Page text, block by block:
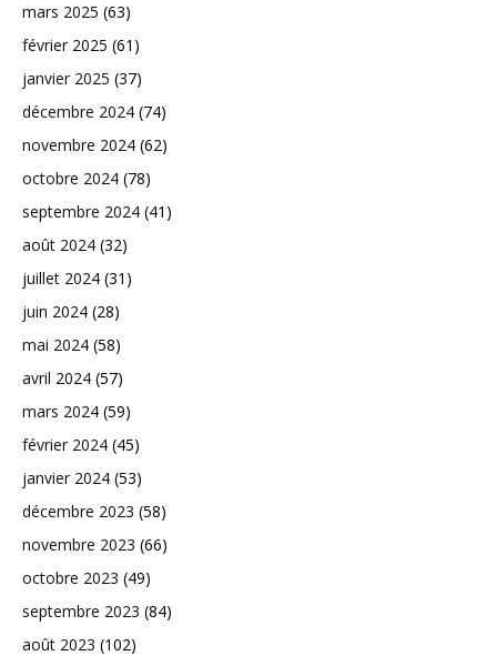
mars 2025 (63)
février 2025 (61)
janvier 2025 (37)
décembre 2024 (74)
novembre 2024 (62)
octobre 2024 (78)
septembre 2024 (41)
août 2024 (32)
juillet 2024 (31)
juin 2024 (28)
mai 2024 (58)
avril 2024 (57)
mars 2024 (59)
février 2024 (45)
janvier 2024 (53)
décembre 2023 (58)
novembre 2023 (66)
octobre 2023 (49)
septembre 2023 (84)
août 2023 (102)